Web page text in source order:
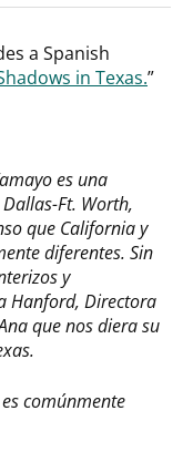
a Spanish
in Texas.”
es una
Ft. Worth,
que California y
diferentes. Sin
y
Hanford, Directora
que nos diera su
comúnmente